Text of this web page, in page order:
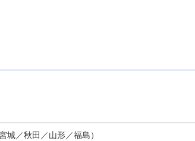
城／秋田／山形／福島）